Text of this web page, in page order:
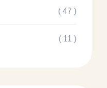
( 47 )
( 11 )